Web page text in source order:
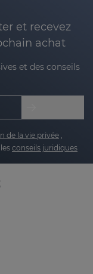
et recevez
achat
et des conseils
de la vie privée
conseils juridiques